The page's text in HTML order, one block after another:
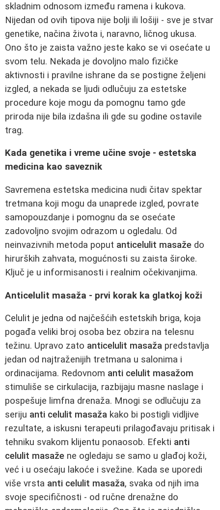
skladnim odnosom između ramena i kukova.
Nijedan od ovih tipova nije bolji ili lošiji - sve je stvar
genetike, načina života i, naravno, ličnog ukusa.
Ono što je zaista važno jeste kako se vi osećate u
svom telu. Nekada je dovoljno malo fizičke
aktivnosti i pravilne ishrane da se postigne željeni
izgled, a nekada se ljudi odlučuju za estetske
procedure koje mogu da pomognu tamo gde
priroda nije bila izdašna ili gde su godine ostavile
trag.
Kada genetika i vreme učine svoje - estetska
medicina kao saveznik
Savremena estetska medicina nudi čitav spektar
tretmana koji mogu da unaprede izgled, povrate
samopouzdanje i pomognu da se osećate
zadovoljno svojim odrazom u ogledalu. Od
neinvazivnih metoda poput anticelulit masaže do
hirurških zahvata, mogućnosti su zaista široke.
Ključ je u informisanosti i realnim očekivanjima.
Anticelulit masaža - prvi korak ka glatkoj koži
Celulit je jedna od najčešćih estetskih briga, koja
pogađa veliki broj osoba bez obzira na telesnu
težinu. Upravo zato anticelulit masaža predstavlja
jedan od najtraženijih tretmana u salonima i
ordinacijama. Redovnom anti celulit masažom
stimuliše se cirkulacija, razbijaju masne naslage i
pospešuje limfna drenaža. Mnogi se odlučuju za
seriju anti celulit masaža kako bi postigli vidljive
rezultate, a iskusni terapeuti prilagođavaju pritisak i
tehniku svakom klijentu ponaosob. Efekti anti
celulit masaže ne ogledaju se samo u glađoj koži,
već i u osećaju lakoće i svežine. Kada se uporedi
više vrsta anti celulit masaža, svaka od njih ima
svoje specifičnosti - od ručne drenažne do